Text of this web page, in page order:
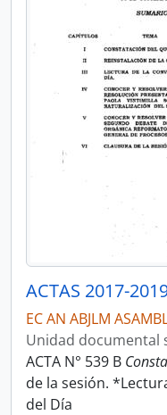
ACTAS 2017-
EC AN ABJLM
Unidad documental
ACTA N° 539 B
de la sesión.
del Día